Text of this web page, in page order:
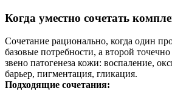
Когда уместно сочетать
Сочетание рационально, когда один
базовые потребности, а второй
звено патогенеза кожи: воспаление,
барьер, пигментация, гликация.
Подходящие сочетания: